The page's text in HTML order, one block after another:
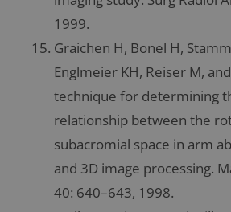
1999.
Graichen H, Bonel H,
Englmeier KH, Reiser M,
technique for determining
relationship between the
subacromial space in arm
and 3D image processing.
40: 640–643, 1998.